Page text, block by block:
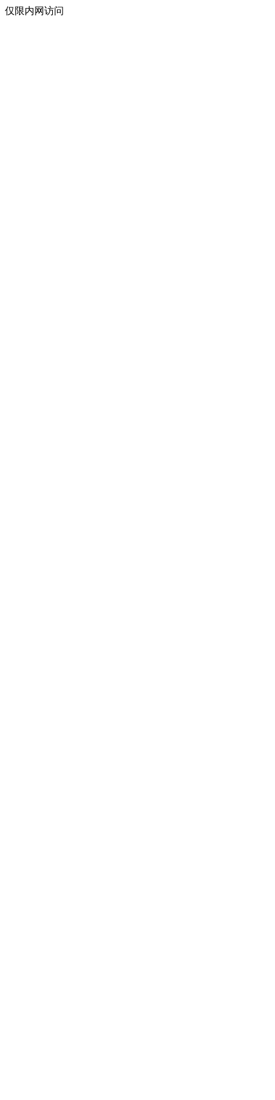
仅限内网访问